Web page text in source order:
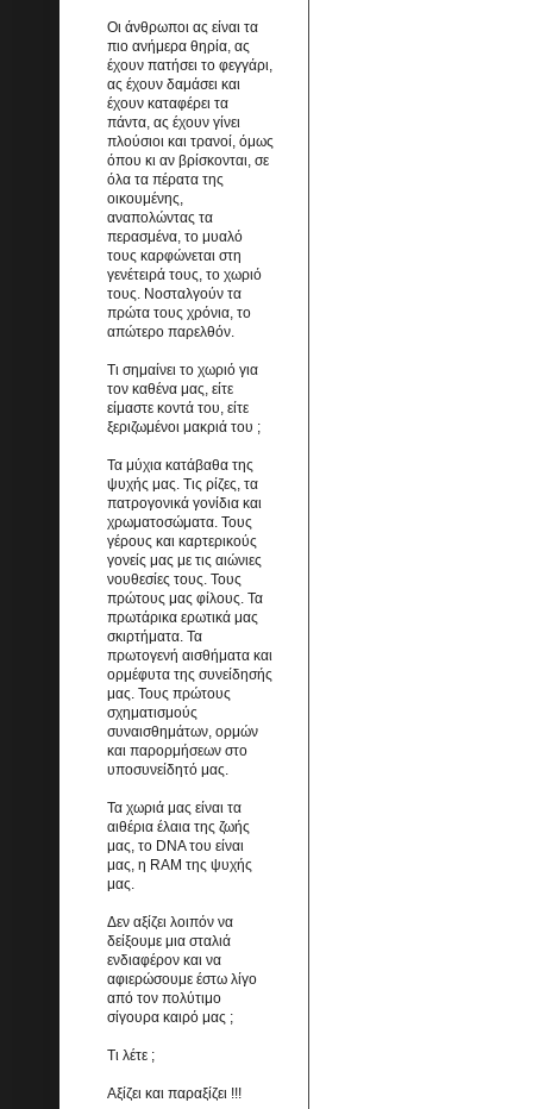
Οι άνθρωποι ας είναι τα
πιο ανήμερα θηρία, ας
έχουν πατήσει το φεγγάρι,
ας έχουν δαμάσει και
έχουν καταφέρει τα
πάντα, ας έχουν γίνει
πλούσιοι και τρανοί, όμως
όπου κι αν βρίσκονται, σε
όλα τα πέρατα της
οικουμένης,
αναπολώντας τα
περασμένα, το μυαλό
τους καρφώνεται στη
γενέτειρά τους, το χωριό
τους. Νοσταλγούν τα
πρώτα τους χρόνια, το
απώτερο παρελθόν.
Τι σημαίνει το χωριό για
τον καθένα μας, είτε
είμαστε κοντά του, είτε
ξεριζωμένοι μακριά του ;
Τα μύχια κατάβαθα της
ψυχής μας. Τις ρίζες, τα
πατρογονικά γονίδια και
χρωματοσώματα. Τους
γέρους και καρτερικούς
γονείς μας με τις αιώνιες
νουθεσίες τους. Τους
πρώτους μας φίλους. Τα
πρωτάρικα ερωτικά μας
σκιρτήματα. Τα
πρωτογενή αισθήματα και
ορμέφυτα της συνείδησής
μας. Τους πρώτους
σχηματισμούς
συναισθημάτων, ορμών
και παρορμήσεων στο
υποσυνείδητό μας.
Τα χωριά μας είναι τα
αιθέρια έλαια της ζωής
μας, το DNA του είναι
μας, η RAM της ψυχής
μας.
Δεν αξίζει λοιπόν να
δείξουμε μια σταλιά
ενδιαφέρον και να
αφιερώσουμε έστω λίγο
από τον πολύτιμο
σίγουρα καιρό μας ;
Τι λέτε ;
Αξίζει και παραξίζει !!!